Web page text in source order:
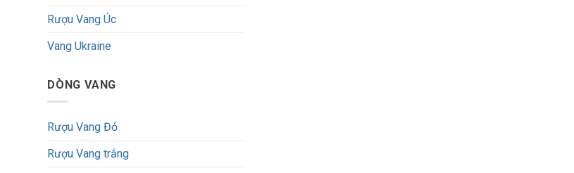
Rượu Vang Úc
Vang Ukraine
DÒNG VANG
Rượu Vang Đỏ
Rượu Vang trắng